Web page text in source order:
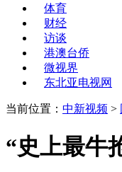
体育
财经
访谈
港澳台侨
微视界
东北亚电视网
当前位置： 中新视频 >
“史上最牛